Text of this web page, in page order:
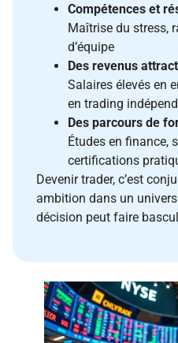
Compétences et
Maîtrise du stress,
d’équipe
Des revenus
Salaires élevés en
en trading
Des parcours de
Études en finance,
certifications
Devenir trader, c’est
ambition dans un
décision peut faire